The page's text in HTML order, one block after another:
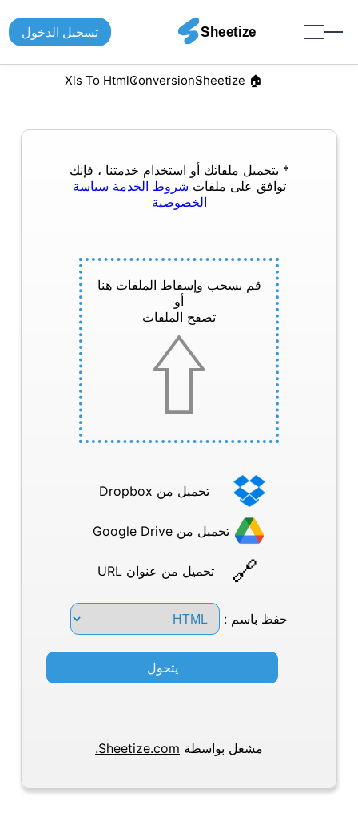
تسجيل الدخول
🏠︎ Sheetize
Conversion
Xls To Html
* بتحميل ملفاتك أو استخدام خدمتنا ، فإنك
توافق على ملفات شروط الخدمة سياسة
الخصوصية
قم بسحب وإسقاط الملفات هنا
أو
تصفح الملفات
تحميل من Dropbox
تحميل من Google Drive
تحميل من عنوان URL
حفظ باسم :
يتحول
مشغل بواسطة Sheetize.com.